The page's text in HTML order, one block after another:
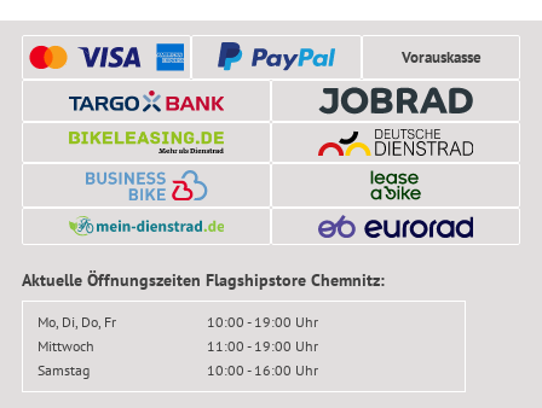
Vorauskasse
Aktuelle Öffnungszeiten Flagshipstore Chemnitz:
Mo, Di, Do, Fr
10:00 - 19:00 Uhr
Mittwoch
11:00 - 19:00 Uhr
Samstag
10:00 - 16:00 Uhr